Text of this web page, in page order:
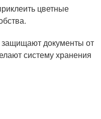
цветные
документы от
систему хранения